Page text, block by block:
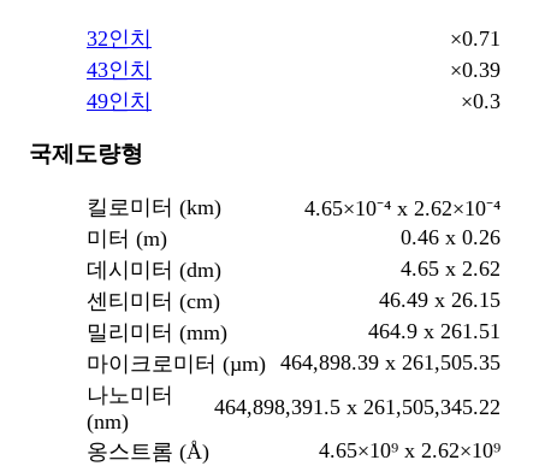
32인치
×0.71
43인치
×0.39
49인치
×0.3
국제도량형
킬로미터 (km)
4.65×10⁻⁴ x 2.62×10⁻⁴
미터 (m)
0.46 x 0.26
데시미터 (dm)
4.65 x 2.62
센티미터 (cm)
46.49 x 26.15
밀리미터 (mm)
464.9 x 261.51
마이크로미터 (µm) 464,898.39 x 261,505.35
나노미터
(nm)
464,898,391.5 x 261,505,345.22
옹스트롬 (Å)
4.65×10⁹ x 2.62×10⁹